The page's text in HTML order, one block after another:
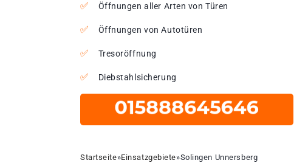
Öffnungen aller Arten von Türen
Öffnungen von Autotüren
Tresoröffnung
Diebstahlsicherung
Startseite»Einsatzgebiete»Solingen Unnersberg